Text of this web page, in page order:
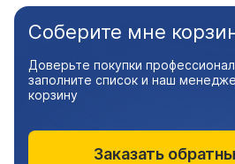
Соберите мне
Доверьте покупки
заполните список и наш
корзину
Заказать